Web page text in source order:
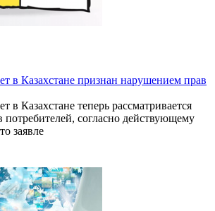
в Казахстане признан нарушением прав
в Казахстане теперь рассматривается
потребителей, согласно действующему
заявле